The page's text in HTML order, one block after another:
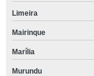
Limeira
Mairinque
Marília
Murundu